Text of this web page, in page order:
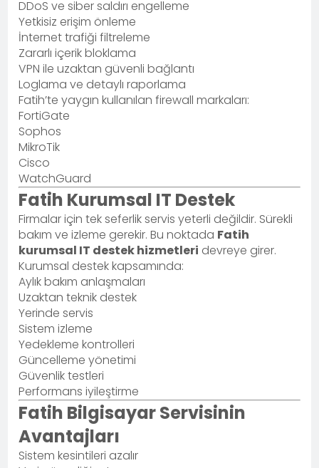
DDoS ve siber saldırı engelleme
Yetkisiz erişim önleme
İnternet trafiği filtreleme
Zararlı içerik bloklama
VPN ile uzaktan güvenli bağlantı
Loglama ve detaylı raporlama
Fatih’te yaygın kullanılan firewall markaları:
FortiGate
Sophos
MikroTik
Cisco
WatchGuard
Fatih Kurumsal IT Destek
Firmalar için tek seferlik servis yeterli değildir. Sürekli
bakım ve izleme gerekir. Bu noktada Fatih
kurumsal IT destek hizmetleri devreye girer.
Kurumsal destek kapsamında:
Aylık bakım anlaşmaları
Uzaktan teknik destek
Yerinde servis
Sistem izleme
Yedekleme kontrolleri
Güncelleme yönetimi
Güvenlik testleri
Performans iyileştirme
Fatih Bilgisayar Servisinin
Avantajları
Sistem kesintileri azalır